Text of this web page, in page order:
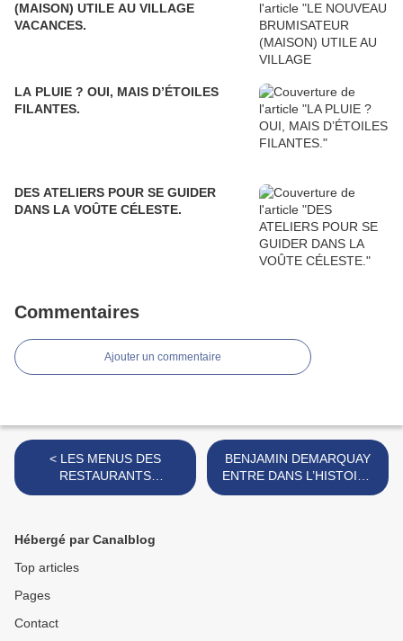
(MAISON) UTILE AU VILLAGE
VACANCES.
LA PLUIE ? OUI, MAIS D’ÉTOILES
FILANTES.
DES ATELIERS POUR SE GUIDER
DANS LA VOÛTE CÉLESTE.
Commentaires
Ajouter un commentaire
< LES MENUS DES
RESTAURANTS
D’ENFANTS.
BENJAMIN DEMARQUAY
ENTRE DANS L’HISTOIRE
DU MARATHON. >
Hébergé par Canalblog
Top articles
Pages
Contact